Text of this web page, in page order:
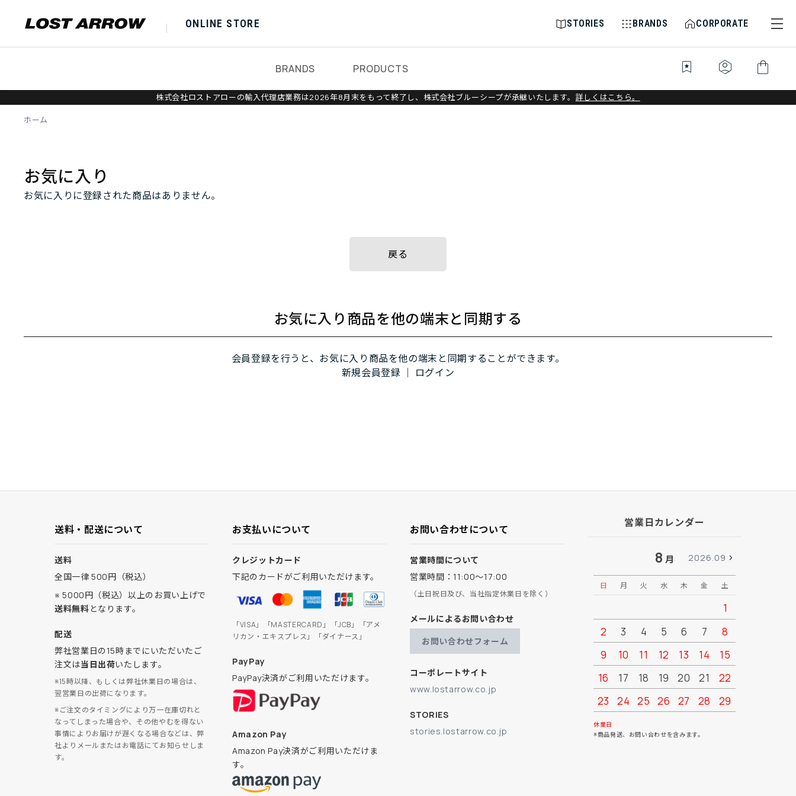
ONLINE STORE STORIES BRANDS CORPORATE
BRANDS PRODUCTS bookmark_star identity_platform shopping_bag
株式会社ロストアローの輸入代理店業務は2026年8月末をもって終了し、株式会社ブルーシープが承継いたします。 詳しくはこちら。
ホーム
お気に入り
お気に入りに登録された商品はありません。
戻る
お気に入り商品を他の端末と同期する
会員登録を行うと、お気に入り商品を他の端末と同期することができます。
新規会員登録
ログイン
送料・配送について
送料
全国一律 500円（税込）
※ 5000円（税込）以上のお買い上げで
送料無料となります。
配送
弊社営業日の15時までにいただいたご
注文は当日出荷いたします。
※15時以降、もしくは弊社休業日の場合は、
翌営業日の出荷になります。
※ご注文のタイミングにより万一在庫切れと
なってしまった場合や、その他やむを得ない
事情によりお届けが遅くなる場合などは、弊
社よりメールまたはお電話にてお知らせしま
す。
お支払いについて
クレジットカード
下記のカードがご利用いただけます。
「VISA」「MASTERCARD」「JCB」「アメ
リカン・エキスプレス」「ダイナース」
PayPay
PayPay決済がご利用いただけます。
Amazon Pay
Amazon Pay決済がご利用いただけま
す。
お問い合わせについて
営業時間について
営業時間：11:00～17:00
（土日祝日及び、当社指定休業日を除く）
メールによるお問い合わせ
お問い合わせフォーム
コーポレートサイト
www.lostarrow.co.jp
STORIES
stories.lostarrow.co.jp
営業日カレンダー
8 月 2026.09
日 月 火 水 木 金 土
1
2
3 4 5 6 7
8
9
10 11 12 13 14
15
16
17 18 19 20 21
22
23
24 25 26 27 28
29
30
休業日
※商品発送、お問い合わせを含みます。